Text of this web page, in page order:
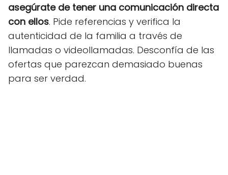
asegúrate de tener una comunicación directa
con ellos. Pide referencias y verifica la
autenticidad de la familia a través de
llamadas o videollamadas. Desconfía de las
ofertas que parezcan demasiado buenas
para ser verdad.